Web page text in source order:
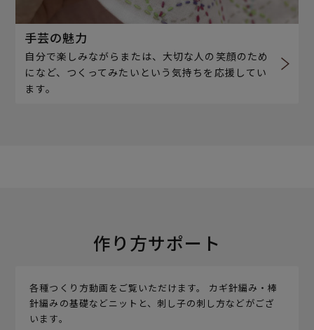
手芸の魅力
自分で楽しみながらまたは、大切な人の笑顔のため
になど、つくってみたいという気持ちを応援してい
ます。
作り方サポート
各種つくり方動画をご覧いただけます。 カギ針編み・棒
針編みの基礎などニットと、刺し子の刺し方などがござ
います。